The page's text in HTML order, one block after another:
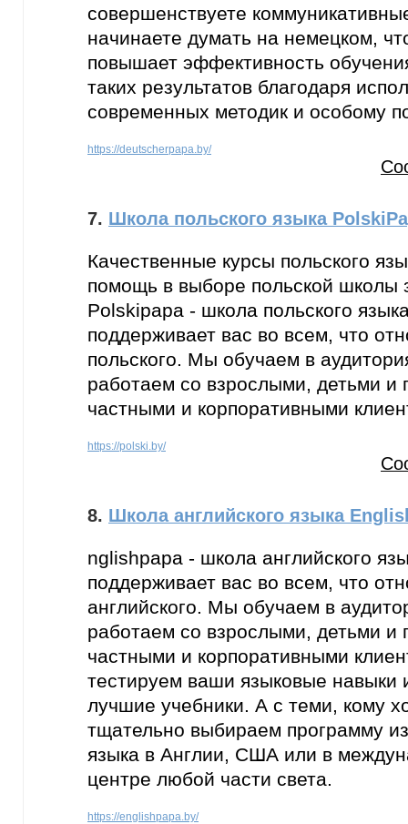
совершенствуете
начинаете думать на немецком,
повышает эффективность
таких результатов благодаря
современных методик и особому
https://deutscherpapa.by/
7. Школа польского языка
Качественные курсы польского
помощь в выборе польской школы
Polskipapa - школа польского
поддерживает вас во всем, что
польского. Мы обучаем в
работаем со взрослыми, детьми и
частными и корпоративными
https://polski.by/
8. Школа английского языка
nglishpapa - школа английского
поддерживает вас во всем, что
английского. Мы обучаем в
работаем со взрослыми, детьми и
частными и корпоративными
тестируем ваши языковые навыки
лучшие учебники. А с теми, кому
тщательно выбираем программу
языка в Англии, США или в
центре любой части света.
https://englishpapa.by/